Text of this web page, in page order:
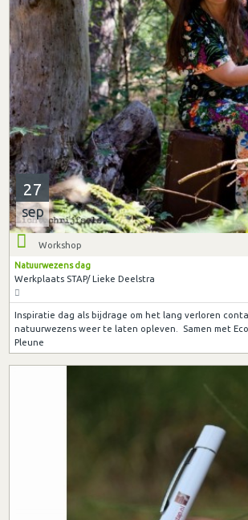
27
sep
Workshop
Natuurwezens dag
Werkplaats STAP/ Lieke Deelstra
Inspiratie dag als bijdrage om het lang verloren
natuurwezens weer te laten opleven. Samen met
Pleune